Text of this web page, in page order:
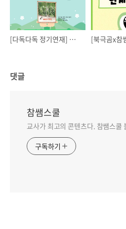
[다독다독 정기연재] 그림책으로 GREEN 지구 - 게릴라 가드닝 <메이의 정원>
댓글
참쌤스쿨
교사가 최고의 콘텐츠다. 참쌤스쿨
구독하기